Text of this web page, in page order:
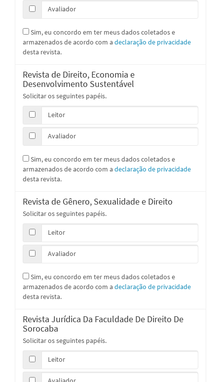
Avaliador
armazenados de acordo com a declaração de privacidade
desta revista.
Revista de Direito, Economia e
Desenvolvimento Sustentável
Solicitar os seguintes papéis.
Leitor
Avaliador
armazenados de acordo com a declaração de privacidade
desta revista.
Revista de Gênero, Sexualidade e Direito
Solicitar os seguintes papéis.
Leitor
Avaliador
armazenados de acordo com a declaração de privacidade
desta revista.
Revista Jurídica Da Faculdade De Direito De
Sorocaba
Solicitar os seguintes papéis.
Leitor